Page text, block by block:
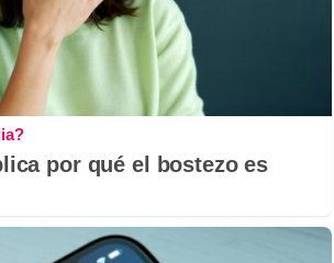
por qué el bostezo es